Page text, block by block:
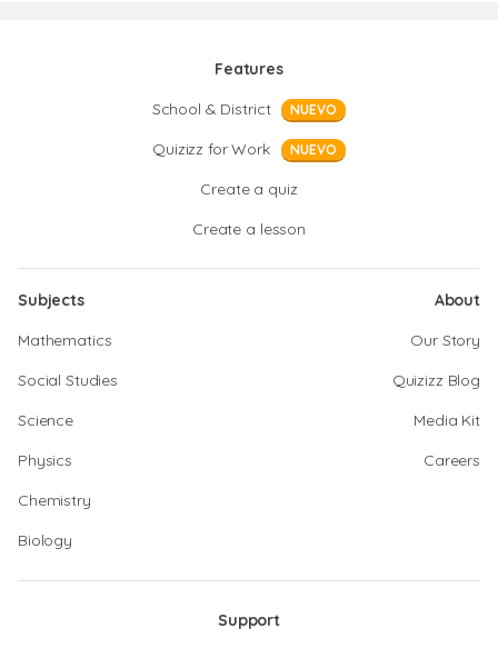
Features
School & District
NUEVO
Quizizz for Work NUEVO
Create a quiz
Create a lesson
Subjects
Mathematics
Social Studies
Science
Physics
Chemistry
Biology
About
Our Story
Quizizz Blog
Media Kit
Careers
Support